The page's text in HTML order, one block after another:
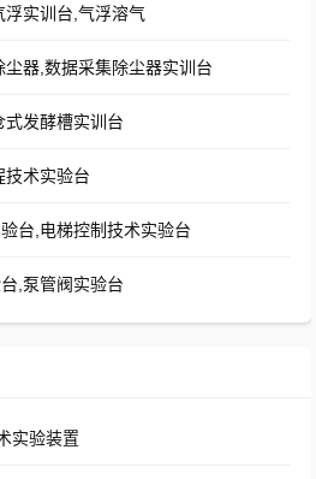
实训台,气浮溶气
器,数据采集除尘器实训台
发酵槽实训台
技术实验台
台,电梯控制技术实验台
,泵管阀实验台
实验装置